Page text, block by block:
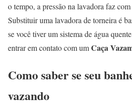
o tempo, a pressão na lavadora faz
Substituir uma lavadora de torneira é
se você tiver um sistema de água
entrar em contato com umCaça
Como saber se seu
vazando